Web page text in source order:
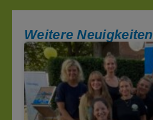
Weitere Neuigkeiten